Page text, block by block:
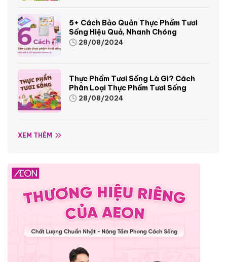
5+ Cách Bảo Quản Thực Phẩm Tươi
Sống Hiệu Quả, Nhanh Chóng
28/08/2024
Thực Phẩm Tươi Sống Là Gì? Cách
Phân Loại Thực Phẩm Tươi Sống
28/08/2024
XEM THÊM